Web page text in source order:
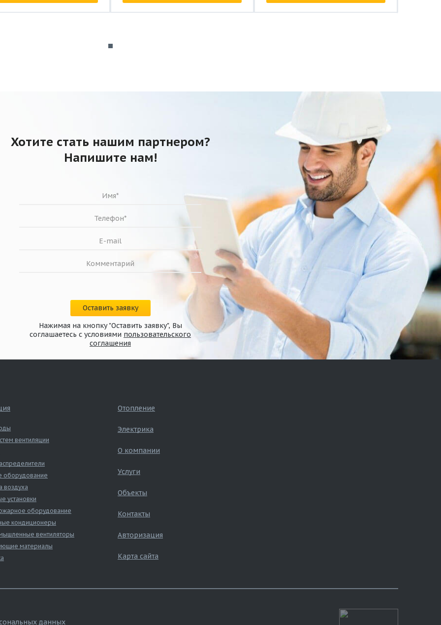
Хотите стать нашим партнером?
Напишите нам!
Оставить заявку
Нажимая на кнопку "Оставить заявку", Вы
соглашаетесь с условиями пользовательского
соглашения
вентиляции
оборудование
воздуха
установки
оборудование
кондиционеры
вентиляторы
материалы
Отопление
Электрика
О компании
Услуги
Объекты
Контакты
Авторизация
Карта сайта
данных